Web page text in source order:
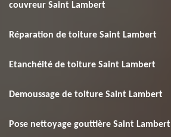
couvreur Saint Lambert
Réparation de toiture Saint Lambert
Etanchéité de toiture Saint Lambert
Demoussage de toiture Saint Lambert
Pose nettoyage gouttière Saint Lambert